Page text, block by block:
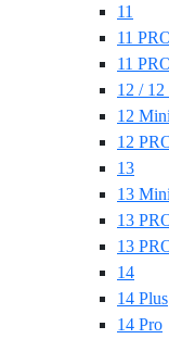
11
11
11
12 / 12
12 Mini
12
13
13 Mini
13
13
14
14 Plus
14 Pro